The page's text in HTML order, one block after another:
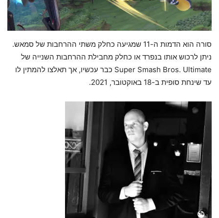
סורה הוא הדמות ה-11 שמגיעה כחלק משתי ההרחבות של סמאש.
ניתן לרכוש אותו בנפרד או כחלק מחבילת ההרחבות השנייה של
Super Smash Bros. Ultimate כבר עכשיו, אך תאלצו להמתין לו
עד שינחת סופית ב-18 באוקטובר, 2021.